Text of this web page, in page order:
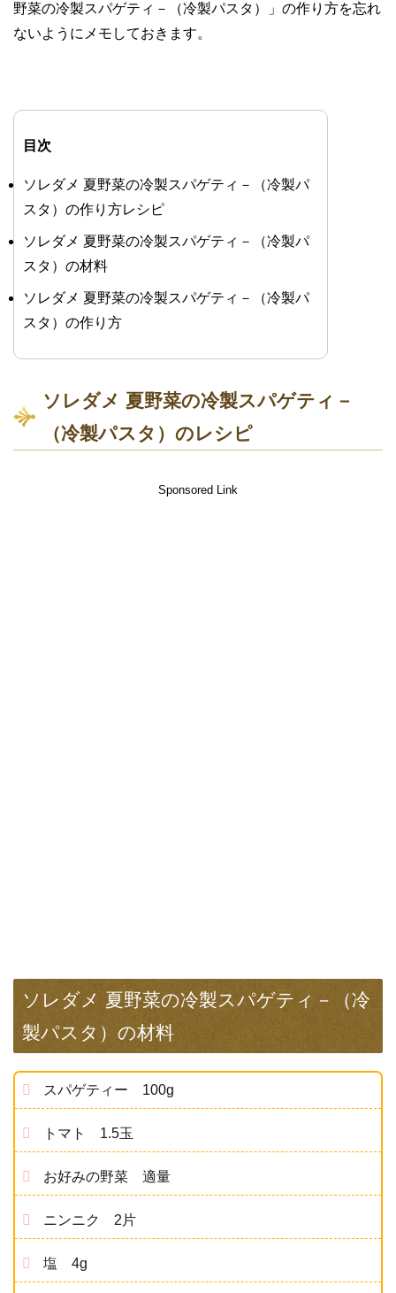
野菜の冷製スパゲティ－（冷製パスタ）」の作り方を忘れ
ないようにメモしておきます。
目次
ソレダメ 夏野菜の冷製スパゲティ－（冷製パ
スタ）の作り方レシピ
ソレダメ 夏野菜の冷製スパゲティ－（冷製パ
スタ）の材料
ソレダメ 夏野菜の冷製スパゲティ－（冷製パ
スタ）の作り方
ソレダメ 夏野菜の冷製スパゲティ－
（冷製パスタ）のレシピ
Sponsored Link
ソレダメ 夏野菜の冷製スパゲティ－（冷
製パスタ）の材料
スパゲティー 100g
トマト 1.5玉
お好みの野菜 適量
ニンニク 2片
塩 4g